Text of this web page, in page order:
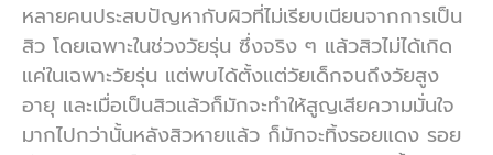
หลายคนประสบปัญหากับผิวที่ไม่เรียบเนียนจากการเป็น
สิว โดยเฉพาะในช่วงวัยรุ่น ซึ่งจริง ๆ แล้วสิวไม่ได้เกิด
แค่ในเฉพาะวัยรุ่น แต่พบได้ตั้งแต่วัยเด็กจนถึงวัยสูง
อายุ และเมื่อเป็นสิวแล้วก็มักจะทำให้สูญเสียความมั่นใจ
มากไปกว่านั้นหลังสิวหายแล้ว ก็มักจะทิ้งรอยแดง รอย